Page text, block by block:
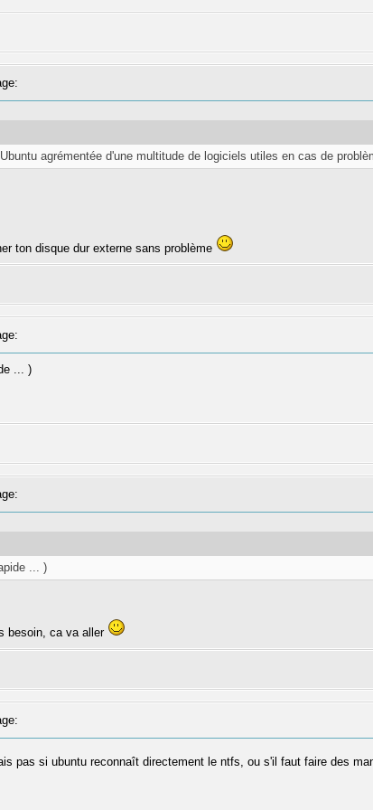
agrémentée d'une multitude de logiciels utiles en cas de
ton disque dur externe sans problème
... )
... )
besoin, ca va aller
pas si ubuntu reconnaît directement le ntfs, ou s'il faut faire des